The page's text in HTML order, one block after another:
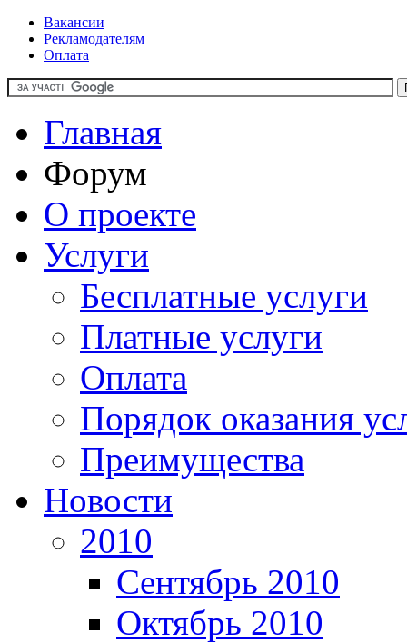
Вакансии
Рекламодателям
Оплата
Главная
Форум
О проекте
Услуги
Бесплатные услуги
Платные услуги
Оплата
Порядок оказания
Преимущества
Новости
2010
Сентябрь 2010
Октябрь 2010